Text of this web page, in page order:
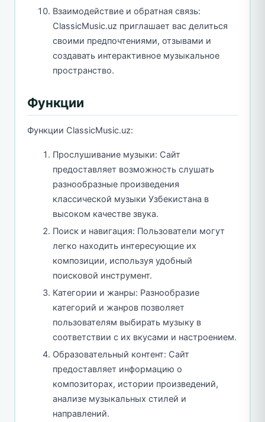
Взаимодействие и обратная связь:
ClassicMusic.uz приглашает вас делиться
своими предпочтениями, отзывами и
создавать интерактивное музыкальное
пространство.
Функции
Функции ClassicMusic.uz:
Прослушивание музыки: Сайт
предоставляет возможность слушать
разнообразные произведения
классической музыки Узбекистана в
высоком качестве звука.
Поиск и навигация: Пользователи могут
легко находить интересующие их
композиции, используя удобный
поисковой инструмент.
Категории и жанры: Разнообразие
категорий и жанров позволяет
пользователям выбирать музыку в
соответствии с их вкусами и настроением.
Образовательный контент: Сайт
предоставляет информацию о
композиторах, истории произведений,
анализе музыкальных стилей и
направлений.